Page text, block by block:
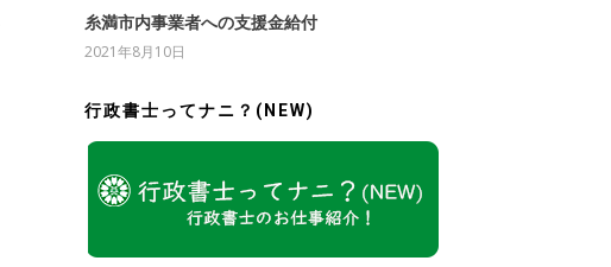
糸満市内事業者への支援金給付
2021年8月10日
行政書士ってナニ？(NEW)